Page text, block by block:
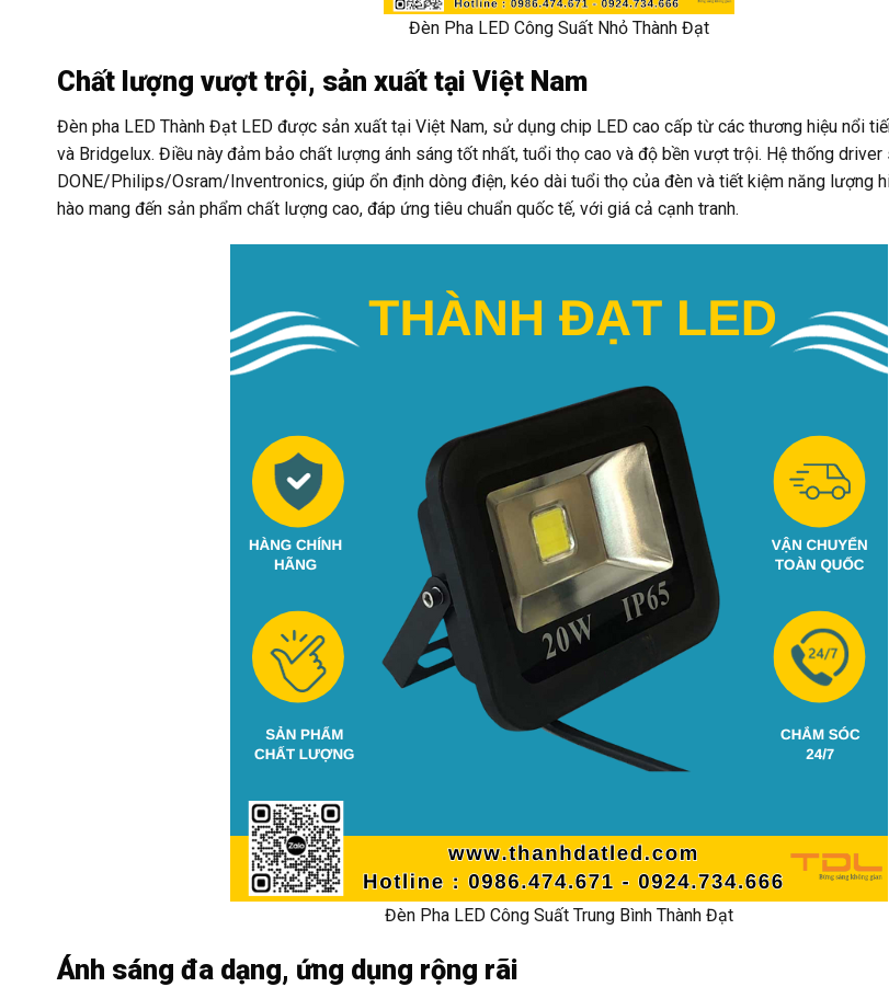
Đèn Pha LED Công Suất Nhỏ Thành Đạt
Chất lượng vượt trội, sản xuất tại Việt Nam
Đèn pha LED Thành Đạt LED được sản xuất tại Việt Nam, sử dụng chip LED cao cấp từ các thương hiệu nổi
và Bridgelux. Điều này đảm bảo chất lượng ánh sáng tốt nhất, tuổi thọ cao và độ bền vượt trội. Hệ thống
DONE/Philips/Osram/Inventronics, giúp ổn định dòng điện, kéo dài tuổi thọ của đèn và tiết kiệm năng lượng
hào mang đến sản phẩm chất lượng cao, đáp ứng tiêu chuẩn quốc tế, với giá cả cạnh tranh.
Đèn Pha LED Công Suất Trung Bình Thành Đạt
Ánh sáng đa dạng, ứng dụng rộng rãi